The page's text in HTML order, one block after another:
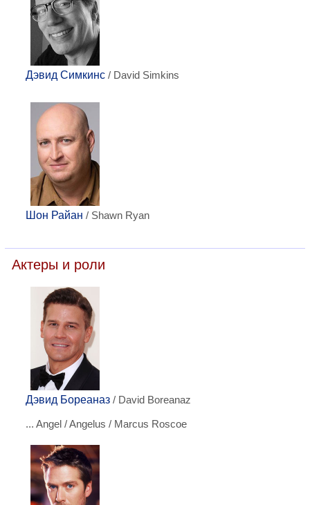
Дэвид Симкинс / David Simkins
Шон Райан / Shawn Ryan
Актеры и роли
Дэвид Бореаназ / David Boreanaz
... Angel / Angelus / Marcus Roscoe